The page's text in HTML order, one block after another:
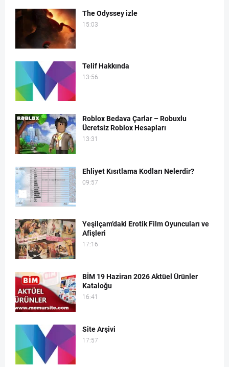
The Odyssey izle
15:03
Telif Hakkında
13:56
Roblox Bedava Çarlar – Robuxlu
Ücretsiz Roblox Hesapları
13:31
Ehliyet Kısıtlama Kodları Nelerdir?
09:57
Yeşilçam’daki Erotik Film Oyuncuları ve
Afişleri
17:16
BİM 19 Haziran 2026 Aktüel Ürünler
Kataloğu
16:41
Site Arşivi
17:57